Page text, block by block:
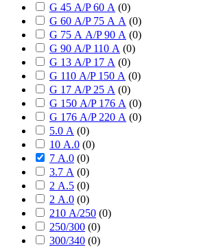
G 45 А/P 60 А (0)
G 60 А/P 75 А А (0)
G 75 А А/P 90 А (0)
G 90 А/P 110 А (0)
G 13 А/P 17 А (0)
G 110 А/P 150 А (0)
G 17 А/P 25 А (0)
G 150 А/P 176 А (0)
G 176 А/P 220 А (0)
5.0 А (0)
10 А.0 (0)
7 А.0 (0)
3.7 А (0)
2 А.5 (0)
2 А.0 (0)
210 А/250 (0)
250/300 (0)
300/340 (0)